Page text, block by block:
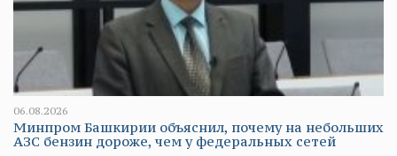
06.08.2026
Минпром Башкирии объяснил, почему на небольших
АЗС бензин дороже, чем у федеральных сетей